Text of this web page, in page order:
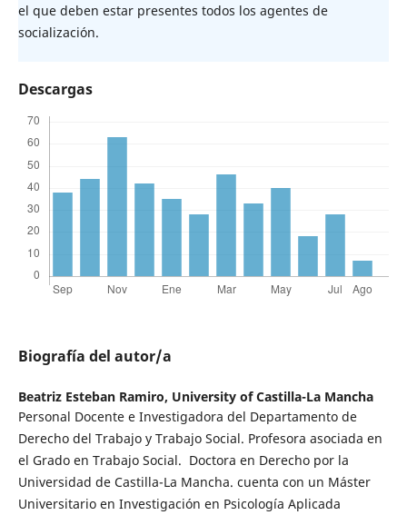
el que deben estar presentes todos los agentes de
socialización.
Descargas
Biografía del autor/a
Beatriz Esteban Ramiro, University of Castilla-La Mancha
Personal Docente e Investigadora del Departamento de
Derecho del Trabajo y Trabajo Social. Profesora asociada en
el Grado en Trabajo Social. Doctora en Derecho por la
Universidad de Castilla-La Mancha. cuenta con un Máster
Universitario en Investigación en Psicología Aplicada